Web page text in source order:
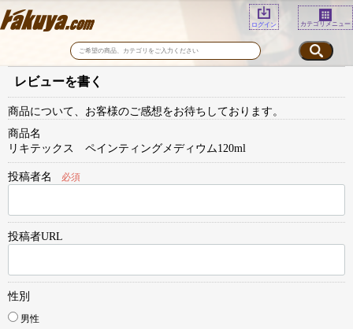
ログイン カテゴリメニュー
レビューを書く
商品について、お客様のご感想をお待ちしております。
商品名
リキテックス ペインティングメディウム120ml
投稿者名 必須
投稿者URL
性別
男性